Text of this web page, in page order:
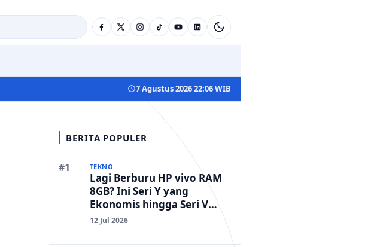
7 Agustus 2026 22:06 WIB
BERITA POPULER
TEKNO
Lagi Berburu HP vivo RAM
8GB? Ini Seri Y yang
Ekonomis hingga Seri V
Berstandar Militer!
12 Jul 2026